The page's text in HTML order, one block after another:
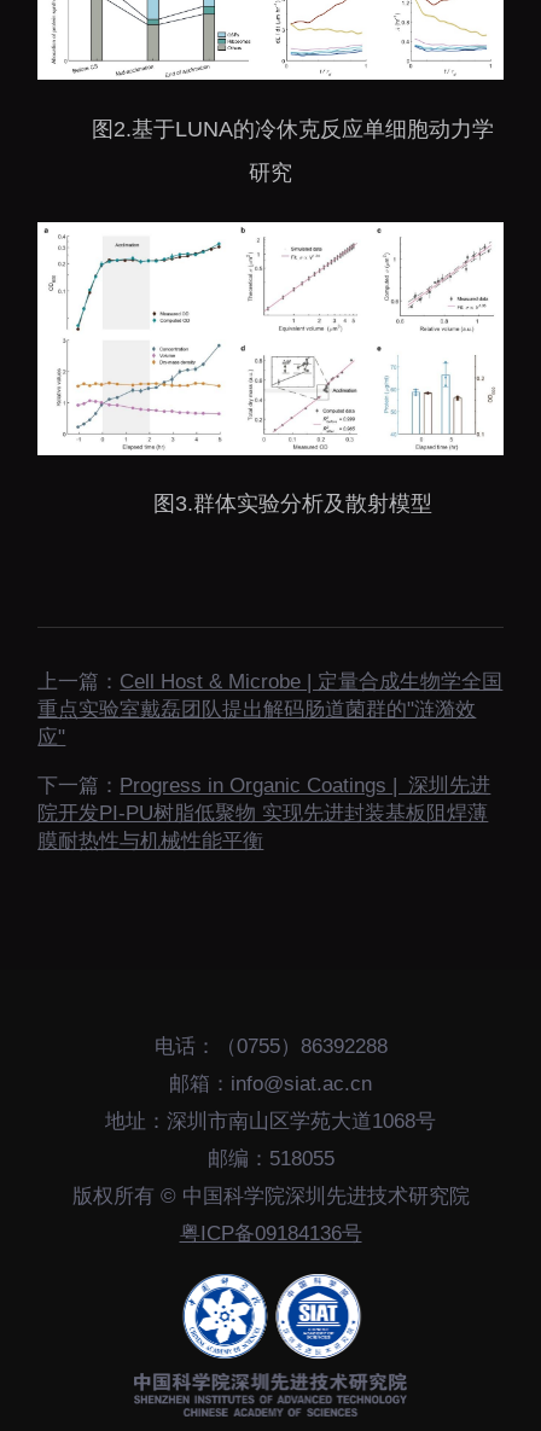
图2.基于LUNA的冷休克反应单细胞动力学
研究
图3.群体实验分析及散射模型
上一篇： Cell Host & Microbe | 定量合成生物学全国
重点实验室戴磊团队提出解码肠道菌群的"涟漪效
应"
下一篇： Progress in Organic Coatings | 深圳先进
院开发PI-PU树脂低聚物 实现先进封装基板阻焊薄
膜耐热性与机械性能平衡
电话：（0755）86392288
邮箱：info@siat.ac.cn
地址：深圳市南山区学苑大道1068号
邮编：518055
版权所有 © 中国科学院深圳先进技术研究院
粤ICP备09184136号